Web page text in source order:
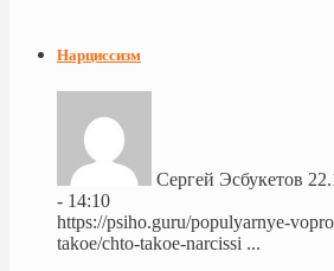
Нарциссизм
Сергей Эсбукетов
- 14:10
https://psiho.guru/populyarnye-
takoe/chto-takoe-narcissi ...